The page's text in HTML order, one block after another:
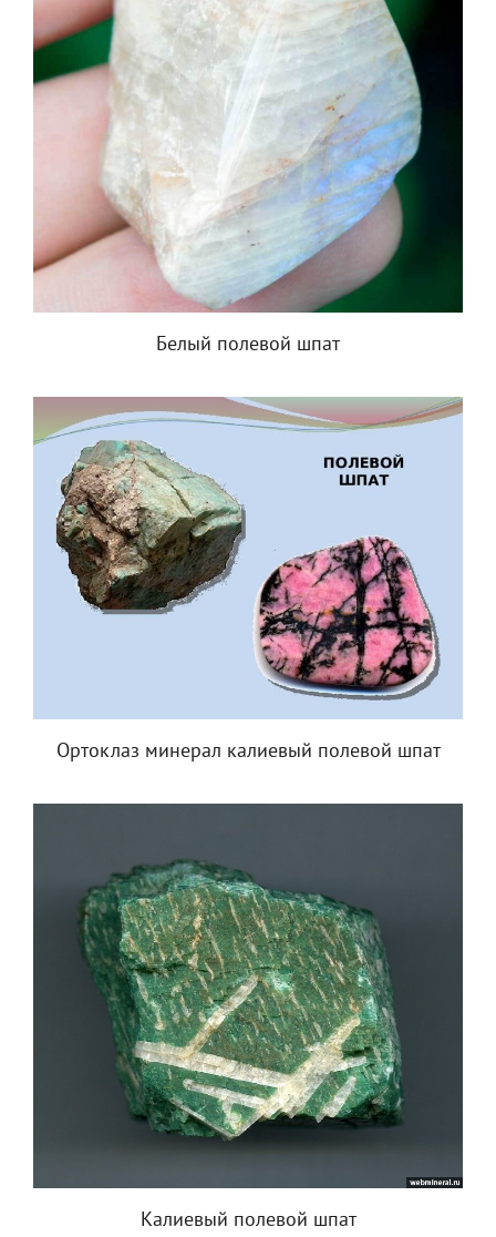
Белый полевой шпат
Ортоклаз минерал калиевый полевой шпат
Калиевый полевой шпат